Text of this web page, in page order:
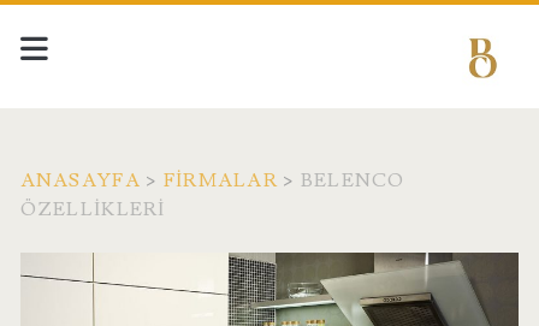
ANASAYFA > FIRMALAR> BELENCO
ÖZELLIKLERI